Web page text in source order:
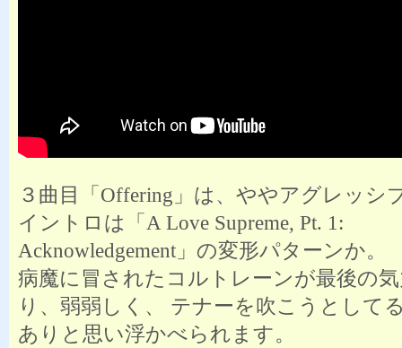
３曲目「Offering」は、ややアグレッシ
イントロは「A Love Supreme, Pt. 1:
Acknowledgement」の変形パターンか。
病魔に冒されたコルトレーンが最後の
り、弱弱しく、 テナーを吹こうとして
ありと思い浮かべられます。